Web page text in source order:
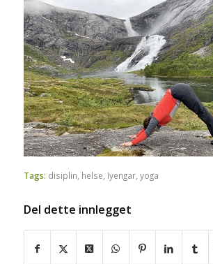
Tags: disiplin, helse, Iyengar, yoga
Del dette innlegget